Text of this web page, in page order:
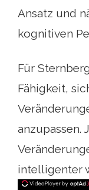
Ansatz und
kognitiven
Für
Fähigkeit,
anzupassen.
intelligenter